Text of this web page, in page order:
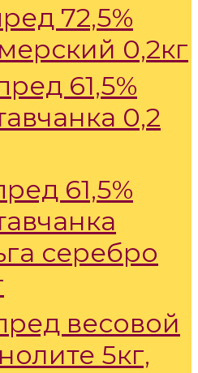
72,5%
0,2кг
61,5%
0,2
61,5%
серебро
весовой
5кг,